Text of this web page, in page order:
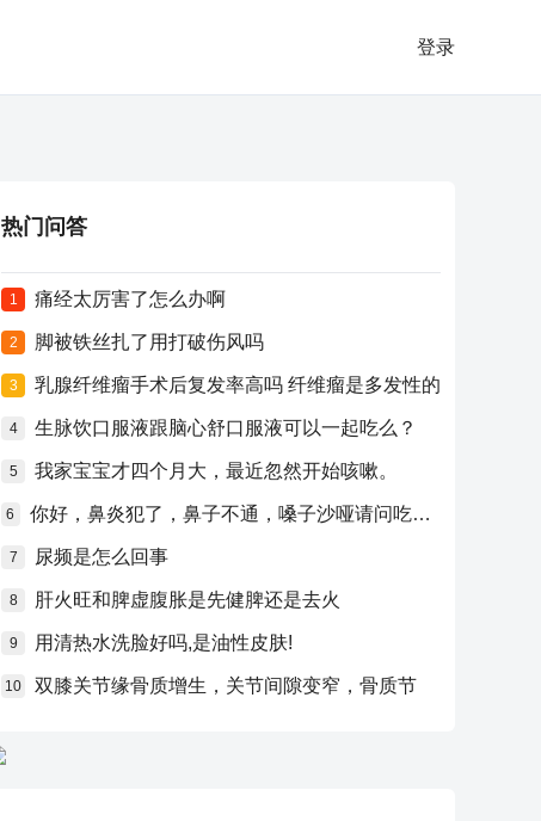
登录
热门问答
1 痛经太厉害了怎么办啊
2 脚被铁丝扎了用打破伤风吗
3 乳腺纤维瘤手术后复发率高吗 纤维瘤是多发性的
4 生脉饮口服液跟脑心舒口服液可以一起吃么？
5 我家宝宝才四个月大，最近忽然开始咳嗽。
6 你好，鼻炎犯了，鼻子不通，嗓子沙哑请问吃什么药比较好？
7 尿频是怎么回事
8 肝火旺和脾虚腹胀是先健脾还是去火
9 用清热水洗脸好吗,是油性皮肤!
10 双膝关节缘骨质增生，关节间隙变窄，骨质节